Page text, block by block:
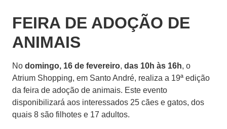
FEIRA DE ADOÇÃO DE
ANIMAIS
No domingo, 16 de fevereiro, das 10h às 16h, o
Atrium Shopping, em Santo André, realiza a 19ª edição
da feira de adoção de animais. Este evento
disponibilizará aos interessados 25 cães e gatos, dos
quais 8 são filhotes e 17 adultos.